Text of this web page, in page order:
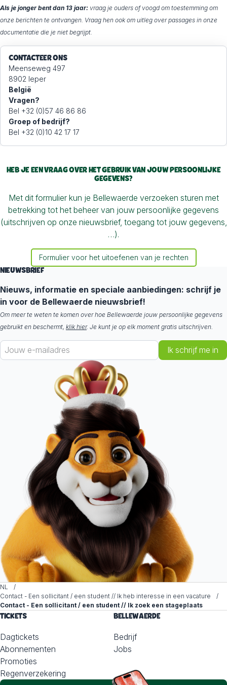
Als je jonger bent dan 13 jaar: vraag je ouders of voogd om toestemming om
onze berichten te ontvangen. Vraag hen ook om uitleg over passages in onze
documentatie die je niet begrijpt.
CONTACTEER ONS
Meenseweg 497
8902 Ieper
België
Vragen?
Bel +32 (0)57 46 86 86
Groep of bedrijf?
Bel +32 (0)10 42 17 17
HEB JE EEN VRAAG OVER HET GEBRUIK VAN JOUW PERSOONLIJKE
GEGEVENS?
Met dit formulier kun je Bellewaerde verzoeken sturen met
betrekking tot het beheer van jouw persoonlijke gegevens
(uitschrijven op onze nieuwsbrief, toegang tot jouw gegevens,
…).
Formulier voor het uitoefenen van je rechten
NIEUWSBRIEF
Nieuws, informatie en speciale aanbiedingen: schrijf je
in voor de Bellewaerde nieuwsbrief!
Om meer te weten te komen over hoe Bellewaerde jouw persoonlijke gegevens
gebruikt en beschermt, klik hier. Je kunt je op elk moment gratis uitschrijven.
Ik schrijf me in
NL
Contact - Een sollicitant / een student // Ik heb interesse in een vacature
Contact - Een sollicitant / een student // Ik zoek een stageplaats
TICKETS
Dagtickets
Abonnementen
Promoties
Regenverzekering
BELLEWAERDE
Bedrijf
Jobs